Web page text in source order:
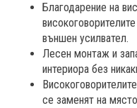
Благодарение на
външен усилвател.
Лесен монтаж и
интериора без
се заменят на